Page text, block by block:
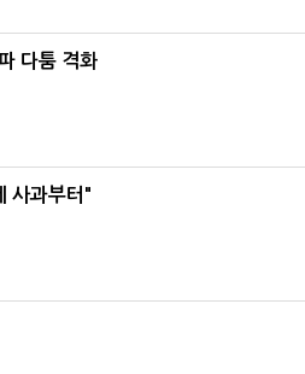
다툼 격화
사과부터"